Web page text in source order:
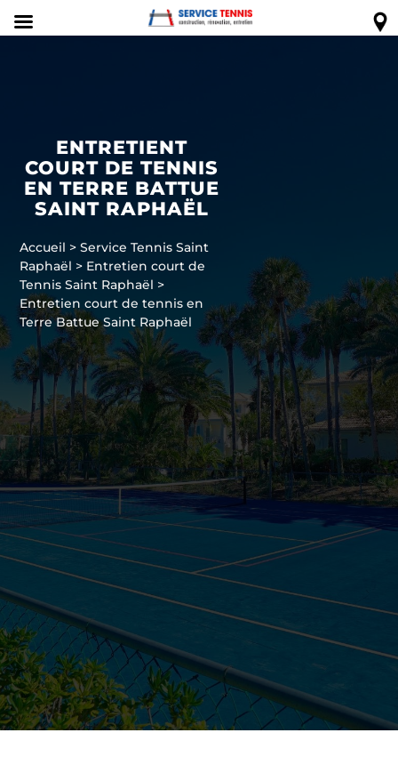
ENTRETIENT
COURT DE TENNIS
EN TERRE BATTUE
SAINT RAPHAËL
Accueil > Service Tennis Saint
Raphaël > Entretien court de
Tennis Saint Raphaël >
Entretien court de tennis en
Terre Battue Saint Raphaël